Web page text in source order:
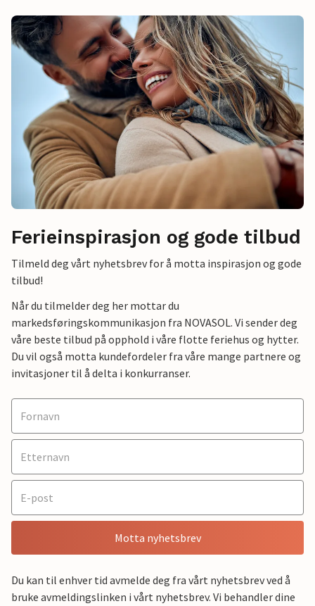
Ferieinspirasjon og gode tilbud
Tilmeld deg vårt nyhetsbrev for å motta inspirasjon og gode
tilbud!
Når du tilmelder deg her mottar du
markedsføringskommunikasjon fra NOVASOL. Vi sender deg
våre beste tilbud på opphold i våre flotte feriehus og hytter.
Du vil også motta kundefordeler fra våre mange partnere og
invitasjoner til å delta i konkurranser.
Motta nyhetsbrev
Du kan til enhver tid avmelde deg fra vårt nyhetsbrev ved å
bruke avmeldingslinken i vårt nyhetsbrev. Vi behandler dine